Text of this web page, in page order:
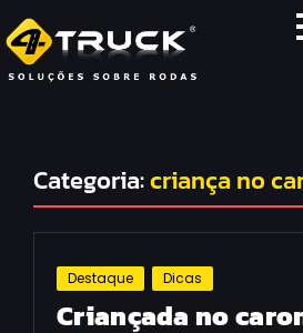
Categoria:criança no
Destaque Dicas
Criançada no